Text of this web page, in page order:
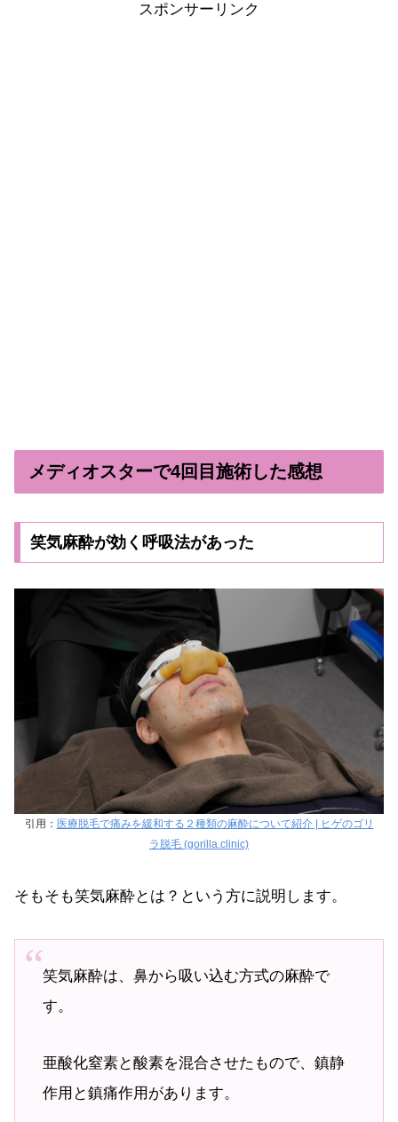
スポンサーリンク
メディオスターで4回目施術した感想
笑気麻酔が効く呼吸法があった
引用： 医療脱毛で痛みを緩和する２種類の麻酔について紹介 | ヒゲのゴリ
ラ脱毛 (gorilla.clinic)
そもそも笑気麻酔とは？という方に説明します。
笑気麻酔は、鼻から吸い込む方式の麻酔で
す。
亜酸化窒素と酸素を混合させたもので、鎮静
作用と鎮痛作用があります。